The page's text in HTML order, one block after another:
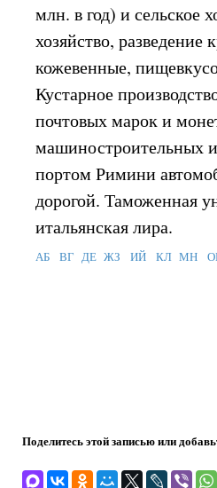
млн. в год) и сельское
хозяйство, разведение
кожевенные,
Кустарное
почтовых марок и
машиностроительных
портом Римини
дорогой. Таможенная
итальянская лира.
АБ ВГ ДЕ ЖЗ ИЙ КЛ МН
Поделитесь этой записью или